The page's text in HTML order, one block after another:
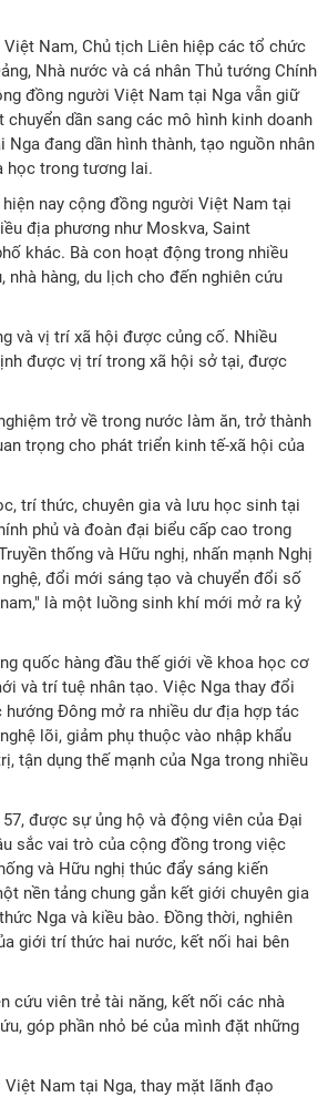
Nam, Chủ tịch Liên hiệp các tổ chức
Nhà nước và cá nhân Thủ tướng Chính
đồng người Việt Nam tại Nga vẫn giữ
dần sang các mô hình kinh doanh
đang dần hình thành, tạo nguồn nhân
học trong tương lai.
nay cộng đồng người Việt Nam tại
địa phương như Moskva, Saint
khác. Bà con hoạt động trong nhiều
hàng, du lịch cho đến nghiên cứu
và vị trí xã hội được củng cố. Nhiều
được vị trí trong xã hội sở tại, được
trở về trong nước làm ăn, trở thành
trọng cho phát triển kinh tế-xã hội của
trí thức, chuyên gia và lưu học sinh tại
phủ và đoàn đại biểu cấp cao trong
thống và Hữu nghị, nhấn mạnh Nghị
đổi mới sáng tạo và chuyển đổi số
là một luồng sinh khí mới mở ra kỷ
quốc hàng đầu thế giới về khoa học cơ
và trí tuệ nhân tạo. Việc Nga thay đổi
Đông mở ra nhiều dư địa hợp tác
lõi, giảm phụ thuộc vào nhập khẩu
tận dụng thế mạnh của Nga trong nhiều
được sự ủng hộ và động viên của Đại
sắc vai trò của cộng đồng trong việc
và Hữu nghị thúc đẩy sáng kiến
nền tảng chung gắn kết giới chuyên gia
Nga và kiều bào. Đồng thời, nghiên
giới trí thức hai nước, kết nối hai bên
cứu viên trẻ tài năng, kết nối các nhà
góp phần nhỏ bé của mình đặt những
Nam tại Nga, thay mặt lãnh đạo